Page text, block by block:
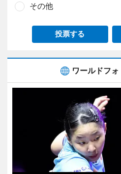
その他
投票する
ワールドフ